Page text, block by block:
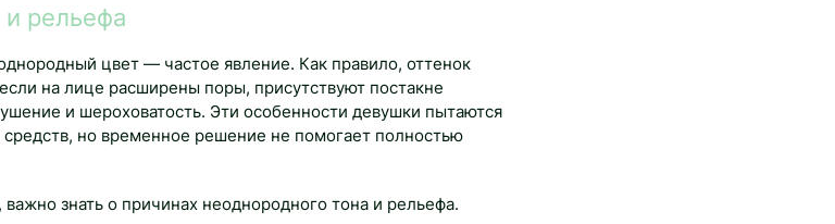
рельефа
цвет — частое явление. Как правило, оттенок
на лице расширены поры, присутствуют постакне
и шероховатость. Эти особенности девушки пытаются
но временное решение не помогает полностью
знать о причинах неоднородного тона и рельефа.